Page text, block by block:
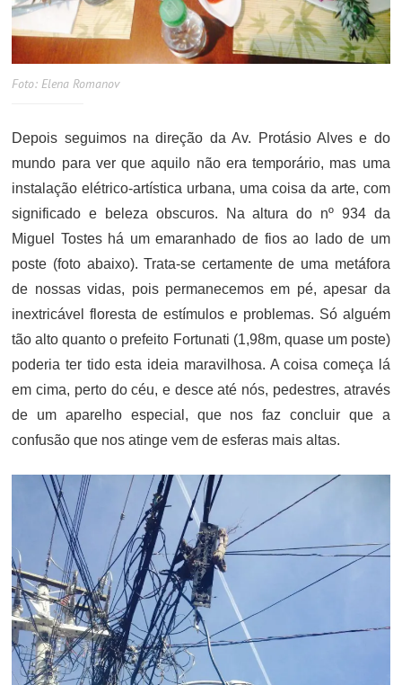
Foto: Elena Romanov
Depois seguimos na direção da Av. Protásio Alves e do
mundo para ver que aquilo não era temporário, mas uma
instalação elétrico-artística urbana, uma coisa da arte, com
significado e beleza obscuros. Na altura do nº 934 da
Miguel Tostes há um emaranhado de fios ao lado de um
poste (foto abaixo). Trata-se certamente de uma metáfora
de nossas vidas, pois permanecemos em pé, apesar da
inextricável floresta de estímulos e problemas. Só alguém
tão alto quanto o prefeito Fortunati (1,98m, quase um poste)
poderia ter tido esta ideia maravilhosa. A coisa começa lá
em cima, perto do céu, e desce até nós, pedestres, através
de um aparelho especial, que nos faz concluir que a
confusão que nos atinge vem de esferas mais altas.